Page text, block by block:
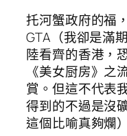
托河蟹政府的福
GTA（我卻是滿
陸看齊的香港，
《美女厨房》之
賞。但這不代表
得到的不過是沒
這個比喻真夠爛